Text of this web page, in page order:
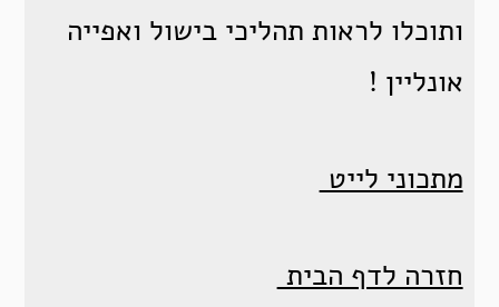
ותוכלו לראות תהליכי בישול ואפייה
אונליין !
מתכוני לייט
חזרה לדף הבית